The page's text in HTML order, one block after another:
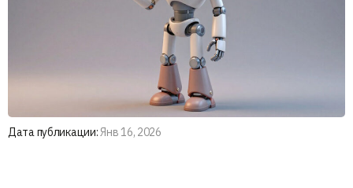
Дата публикации:Янв 16, 2026